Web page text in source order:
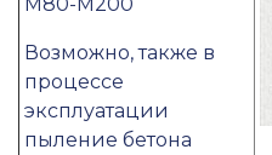
Возможно, также в
процессе
эксплуатации
пыление бетона